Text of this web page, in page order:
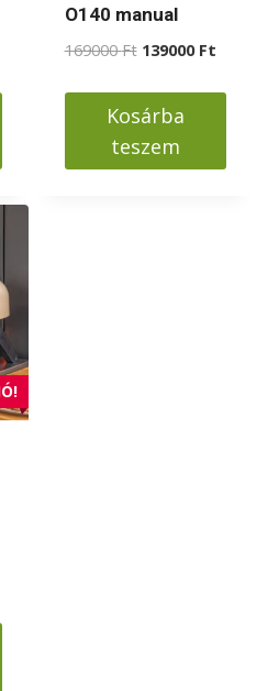
Ft.
O140 manual
169000Ft Original
was:
169000 Ft.
139000 FtCurrent
is:
Kosárba
teszem